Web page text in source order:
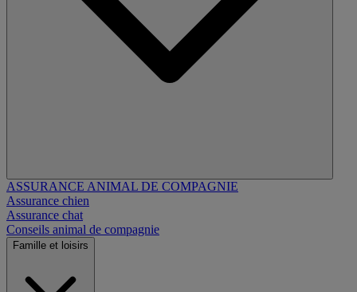
ASSURANCE ANIMAL DE COMPAGNIE
Assurance chien
Assurance chat
Conseils animal de compagnie
Famille et loisirs